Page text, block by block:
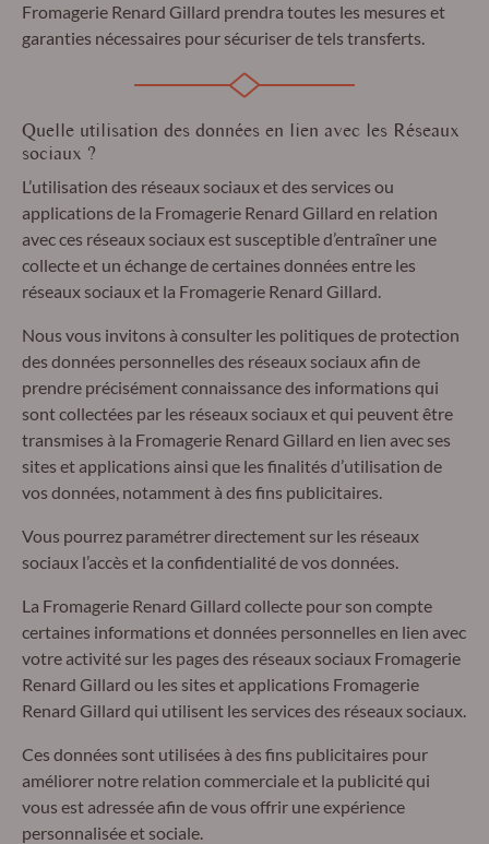
Fromagerie Renard Gillard prendra toutes les mesures et
garanties nécessaires pour sécuriser de tels transferts.
Quelle utilisation des données en lien avec les Réseaux
sociaux ?
L’utilisation des réseaux sociaux et des services ou
applications de la Fromagerie Renard Gillard en relation
avec ces réseaux sociaux est susceptible d’entraîner une
collecte et un échange de certaines données entre les
réseaux sociaux et la Fromagerie Renard Gillard.
Nous vous invitons à consulter les politiques de protection
des données personnelles des réseaux sociaux afin de
prendre précisément connaissance des informations qui
sont collectées par les réseaux sociaux et qui peuvent être
transmises à la Fromagerie Renard Gillard en lien avec ses
sites et applications ainsi que les finalités d’utilisation de
vos données, notamment à des fins publicitaires.
Vous pourrez paramétrer directement sur les réseaux
sociaux l’accès et la confidentialité de vos données.
La Fromagerie Renard Gillard collecte pour son compte
certaines informations et données personnelles en lien avec
votre activité sur les pages des réseaux sociaux Fromagerie
Renard Gillard ou les sites et applications Fromagerie
Renard Gillard qui utilisent les services des réseaux sociaux.
Ces données sont utilisées à des fins publicitaires pour
améliorer notre relation commerciale et la publicité qui
vous est adressée afin de vous offrir une expérience
personnalisée et sociale.